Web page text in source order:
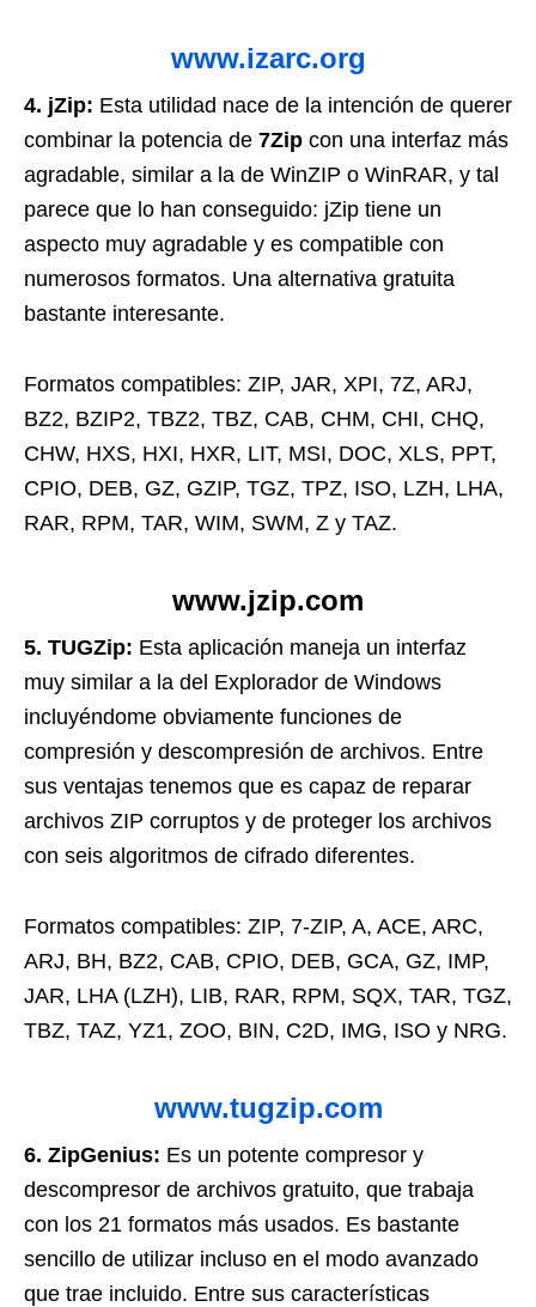
www.izarc.org
4. jZip: Esta utilidad nace de la intención de querer
combinar la potencia de 7Zip con una interfaz más
agradable, similar a la de WinZIP o WinRAR, y tal
parece que lo han conseguido: jZip tiene un
aspecto muy agradable y es compatible con
numerosos formatos. Una alternativa gratuita
bastante interesante.
Formatos compatibles: ZIP, JAR, XPI, 7Z, ARJ,
BZ2, BZIP2, TBZ2, TBZ, CAB, CHM, CHI, CHQ,
CHW, HXS, HXI, HXR, LIT, MSI, DOC, XLS, PPT,
CPIO, DEB, GZ, GZIP, TGZ, TPZ, ISO, LZH, LHA,
RAR, RPM, TAR, WIM, SWM, Z y TAZ.
www.jzip.com
5. TUGZip: Esta aplicación maneja un interfaz
muy similar a la del Explorador de Windows
incluyéndome obviamente funciones de
compresión y descompresión de archivos. Entre
sus ventajas tenemos que es capaz de reparar
archivos ZIP corruptos y de proteger los archivos
con seis algoritmos de cifrado diferentes.
Formatos compatibles: ZIP, 7-ZIP, A, ACE, ARC,
ARJ, BH, BZ2, CAB, CPIO, DEB, GCA, GZ, IMP,
JAR, LHA (LZH), LIB, RAR, RPM, SQX, TAR, TGZ,
TBZ, TAZ, YZ1, ZOO, BIN, C2D, IMG, ISO y NRG.
www.tugzip.com
6. ZipGenius: Es un potente compresor y
descompresor de archivos gratuito, que trabaja
con los 21 formatos más usados. Es bastante
sencillo de utilizar incluso en el modo avanzado
que trae incluido. Entre sus características